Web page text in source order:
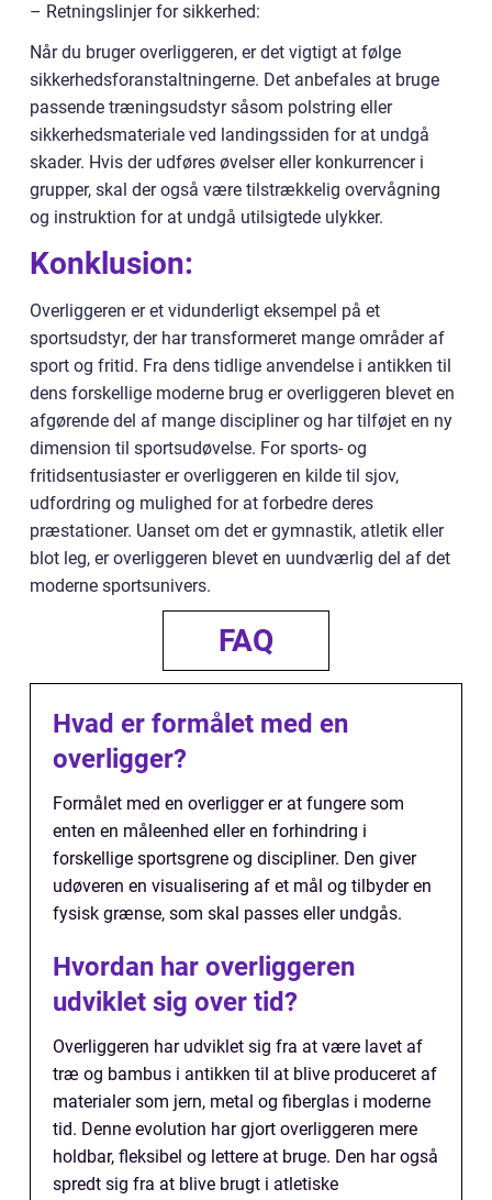
– Retningslinjer for sikkerhed:
Når du bruger overliggeren, er det vigtigt at følge
sikkerhedsforanstaltningerne. Det anbefales at bruge
passende træningsudstyr såsom polstring eller
sikkerhedsmateriale ved landingssiden for at undgå
skader. Hvis der udføres øvelser eller konkurrencer i
grupper, skal der også være tilstrækkelig overvågning
og instruktion for at undgå utilsigtede ulykker.
Konklusion:
Overliggeren er et vidunderligt eksempel på et
sportsudstyr, der har transformeret mange områder af
sport og fritid. Fra dens tidlige anvendelse i antikken til
dens forskellige moderne brug er overliggeren blevet en
afgørende del af mange discipliner og har tilføjet en ny
dimension til sportsudøvelse. For sports- og
fritidsentusiaster er overliggeren en kilde til sjov,
udfordring og mulighed for at forbedre deres
præstationer. Uanset om det er gymnastik, atletik eller
blot leg, er overliggeren blevet en uundværlig del af det
moderne sportsunivers.
FAQ
Hvad er formålet med en
overligger?
Formålet med en overligger er at fungere som
enten en måleenhed eller en forhindring i
forskellige sportsgrene og discipliner. Den giver
udøveren en visualisering af et mål og tilbyder en
fysisk grænse, som skal passes eller undgås.
Hvordan har overliggeren
udviklet sig over tid?
Overliggeren har udviklet sig fra at være lavet af
træ og bambus i antikken til at blive produceret af
materialer som jern, metal og fiberglas i moderne
tid. Denne evolution har gjort overliggeren mere
holdbar, fleksibel og lettere at bruge. Den har også
spredt sig fra at blive brugt i atletiske